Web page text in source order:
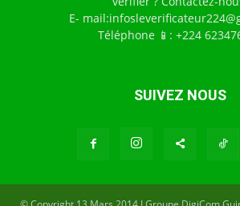
E-
Téléphone 📱: +224
SUIVEZ NOUS